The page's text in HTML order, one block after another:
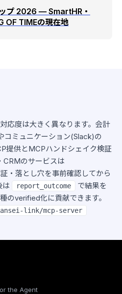
プ 2026 — SmartHR・
OF TIMEの現在地
応度は大きく異なります。会計
ミュニケーション(Slack)の
提供とMCPハンドシェイク検証
CRMのサービスは
・落とし穴を事前確認してから
は
report_outcome
で結果を
のverified化に貢献できます。
link/mcp-server
the Agent